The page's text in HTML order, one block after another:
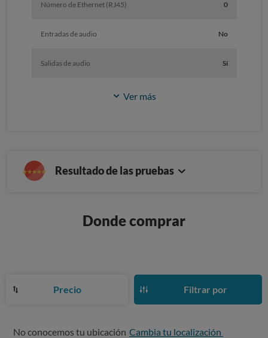
Número de Ethernet (RJ45) 0
Entradas de audio No
Salidas de audio Sí
Ver más
Resultado de las pruebas
Donde comprar
Precio Filtrar por
No conocemos tu ubicación Cambia tu localización